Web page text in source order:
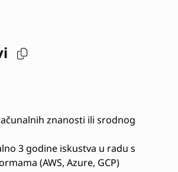
znanosti ili srodnog
3 godine iskustva u radu s
(AWS, Azure, GCP)